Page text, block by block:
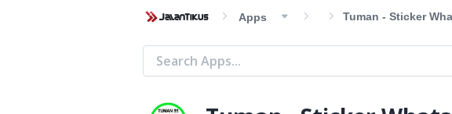
Apps Tuman - Sticker